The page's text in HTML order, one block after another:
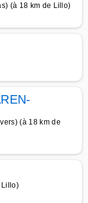
(à 18 km de Lillo)
(à 18 km de
Lillo)